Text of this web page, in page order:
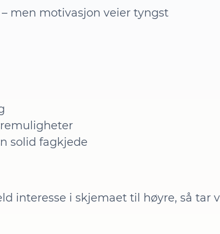
men motivasjon veier tyngst
solid fagkjede
interesse i skjemaet til høyre, så tar